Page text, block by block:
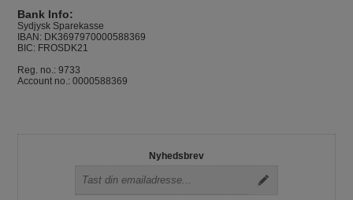
Bank Info:
Sydjysk Sparekasse
IBAN: DK3697970000588369
BIC: FROSDK21
Reg. no.: 9733
Account no.: 0000588369
Nyhedsbrev